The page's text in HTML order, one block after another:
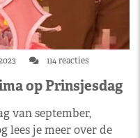
114 reacties
op Prinsjesdag
van september,
lees je meer over de